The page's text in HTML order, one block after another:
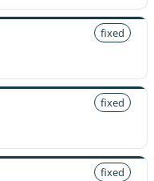
fixed
fixed
fixed